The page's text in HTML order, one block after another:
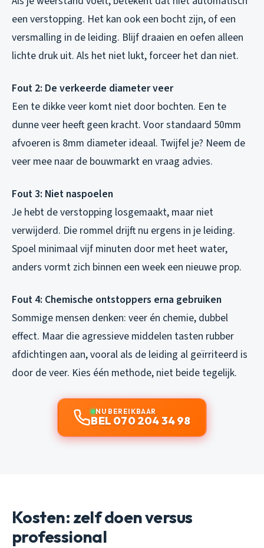
een verstopping. Het kan ook een bocht zijn, of een
versmalling in de leiding. Blijf draaien en oefen alleen
lichte druk uit. Als het niet lukt, forceer het dan niet.
Fout 2: De verkeerde diameter veer
Een te dikke veer komt niet door bochten. Een te
dunne veer heeft geen kracht. Voor standaard 50mm
afvoeren is 8mm diameter ideaal. Twijfel je? Neem de
veer mee naar de bouwmarkt en vraag advies.
Fout 3: Niet naspoelen
Je hebt de verstopping losgemaakt, maar niet
verwijderd. Die rommel drijft nu ergens in je leiding.
Spoel minimaal vijf minuten door met heet water,
anders vormt zich binnen een week een nieuwe prop.
Fout 4: Chemische ontstoppers erna gebruiken
Sommige mensen denken: veer én chemie, dubbel
effect. Maar die agressieve middelen tasten rubber
afdichtingen aan, vooral als de leiding al geïrriteerd is
door de veer. Kies één methode, niet beide tegelijk.
NU BEREIKBAAR
BEL 070 204 34 98
Kosten: zelf doen versus
professional